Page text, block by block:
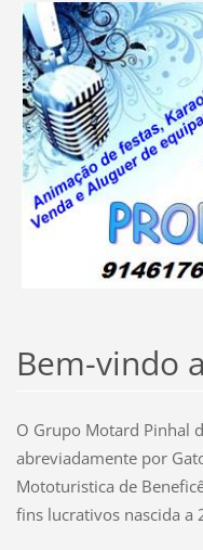
Bem-vindo
O Grupo Motard Pinhal
abreviadamente por
Mototuristica de
fins lucrativos nascida a